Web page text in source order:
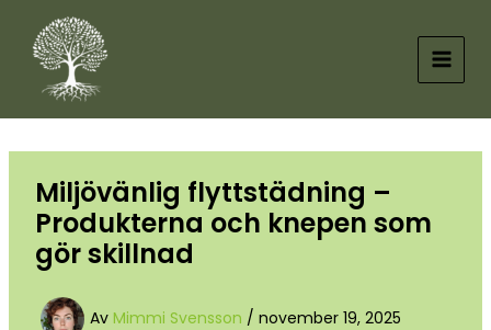
innehåll
Miljövänlig flyttstädning –
Produkterna och knepen som
gör skillnad
Av Mimmi Svensson / november 19, 2025